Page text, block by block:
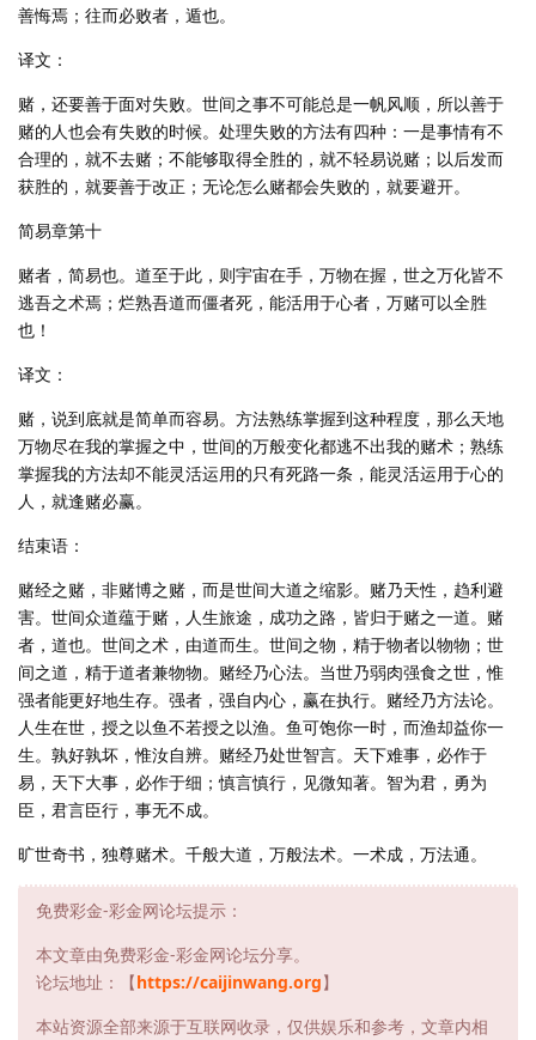
善悔焉；往而必败者，遁也。
译文：
赌，还要善于面对失败。世间之事不可能总是一帆风顺，所以善于
赌的人也会有失败的时候。处理失败的方法有四种：一是事情有不
合理的，就不去赌；不能够取得全胜的，就不轻易说赌；以后发而
获胜的，就要善于改正；无论怎么赌都会失败的，就要避开。
简易章第十
赌者，简易也。道至于此，则宇宙在手，万物在握，世之万化皆不
逃吾之术焉；烂熟吾道而僵者死，能活用于心者，万赌可以全胜
也！
译文：
赌，说到底就是简单而容易。方法熟练掌握到这种程度，那么天地
万物尽在我的掌握之中，世间的万般变化都逃不出我的赌术；熟练
掌握我的方法却不能灵活运用的只有死路一条，能灵活运用于心的
人，就逢赌必赢。
结束语：
赌经之赌，非赌博之赌，而是世间大道之缩影。赌乃天性，趋利避
害。世间众道蕴于赌，人生旅途，成功之路，皆归于赌之一道。赌
者，道也。世间之术，由道而生。世间之物，精于物者以物物；世
间之道，精于道者兼物物。赌经乃心法。当世乃弱肉强食之世，惟
强者能更好地生存。强者，强自内心，赢在执行。赌经乃方法论。
人生在世，授之以鱼不若授之以渔。鱼可饱你一时，而渔却益你一
生。孰好孰坏，惟汝自辨。赌经乃处世智言。天下难事，必作于
易，天下大事，必作于细；慎言慎行，见微知著。智为君，勇为
臣，君言臣行，事无不成。
旷世奇书，独尊赌术。千般大道，万般法术。一术成，万法通。
免费彩金-彩金网论坛提示：
本文章由免费彩金-彩金网论坛分享。
论坛地址：【https://caijinwang.org】
本站资源全部来源于互联网收录，仅供娱乐和参考，文章内相